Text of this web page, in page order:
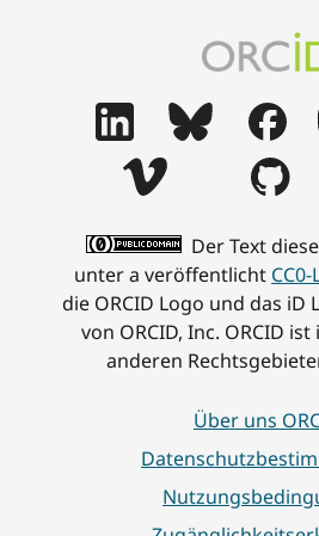
Der Text
unter a veröffentlicht
die ORCID Logo und das iD
von ORCID, Inc. ORCID
anderen
Über uns